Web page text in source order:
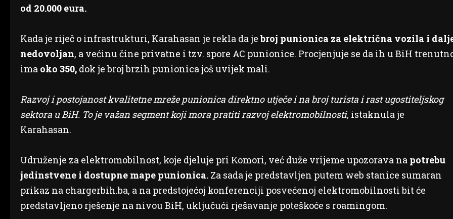
od 20.000 eura.
Kada je riječ o infrastrukturi, Karahasan je rekla da jebroj punionica za električna vozila i
nedovoljan, a većinu čine privatne i tzv. spore AC punionice. Procjenjuje se da ih u BiH
ima oko 350, dok je broj brzih punionica još uvijek mali.
Razvoj i postojanost kvalitetne mreže punionica direktno utječe i na broj turista i rast ugostiteljskog
sektora u BiH. To je važan segment koji mora pratiti razvoj elektromobilnosti, istaknula je
Karahasan.
Udruženje za elektromobilnost, koje djeluje pri Komori, već duže vrijeme upozorava na potrebu
jedinstvene i dostupne mape punionica. Za sada je predstavljen putem web stanice sumaran
prikaz na chargerbih.ba, a na predstojećoj konferenciji posvećenoj elektromobilnosti bit će
predstavljeno rješenje na nivou BiH, uključući rješavanje poteškoće s roamingom.